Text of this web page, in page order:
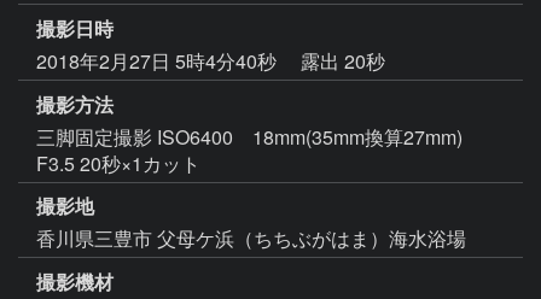
撮影日時
2018年2月27日 5時4分40秒
露出 20秒
撮影方法
三脚固定撮影 ISO6400 18mm(35mm換算27mm)
F3.5 20秒×1カット
撮影地
香川県三豊市 父母ケ浜（ちちぶがはま）海水浴場
撮影機材